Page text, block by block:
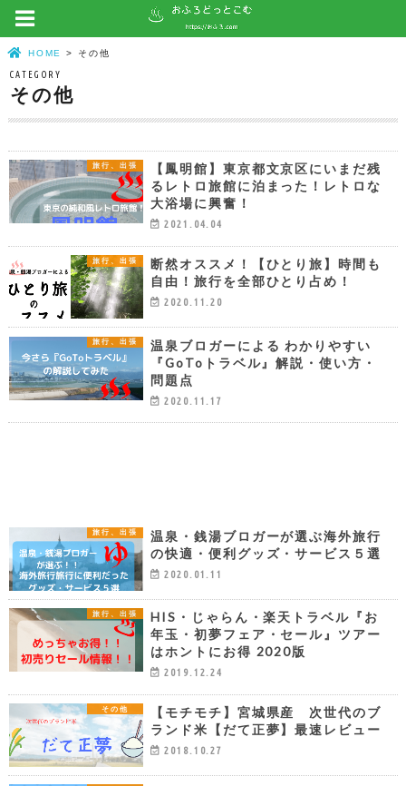
HOME その他
CATEGORY
その他
旅行、出張
【鳳明館】東京都文京区にいまだ残
るレトロ旅館に泊まった！レトロな
大浴場に興奮！
2021.04.04
旅行、出張
断然オススメ！【ひとり旅】時間も
自由！旅行を全部ひとり占め！
2020.11.20
旅行、出張
温泉ブロガーによる わかりやすい
『GoToトラベル』解説・使い方・
問題点
2020.11.17
旅行、出張
温泉・銭湯ブロガーが選ぶ海外旅行
の快適・便利グッズ・サービス５選
2020.01.11
旅行、出張
HIS・じゃらん・楽天トラベル『お
年玉・初夢フェア・セール』ツアー
はホントにお得 2020版
2019.12.24
その他
【モチモチ】宮城県産 次世代のブ
ランド米【だて正夢】最速レビュー
2018.10.27